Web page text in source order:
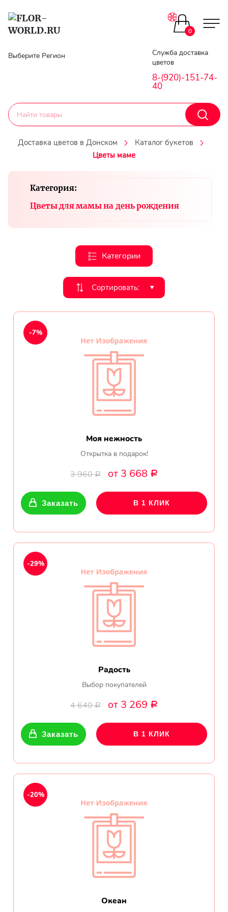
Главная
Доставка
сетях
Выберите Регион
Служба доставка
цветов
8-(920)-151-74-
40
0
Доставка цветов в Донском
Каталог букетов
Цветы маме
Цветы поштучно
Букеты до 2500
Корзины с цветами
Авторские букеты
Цветы любимой
Цветы
Подсолнухи
Лизиантусы
Альстромерии
Герберы
Ирисы
ОТЗЫВЫ О МАГАЗИНЕ
Сахалинская
Категория:
Цветы для мамы на день рождения
Категории
Сортировать: ‣
Моя нежность
Открытка в подарок!
3 960Р от 3 668 Р
-7%
Заказать В 1 КЛИК
Радость
Выбор покупателей
4 640Р от 3 269 Р
-29%
Заказать В 1 КЛИК
Океан
-20%